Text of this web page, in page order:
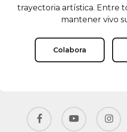
trayectoria artística. Entre
mantener vivo
Colabora
facebook youtube instagram